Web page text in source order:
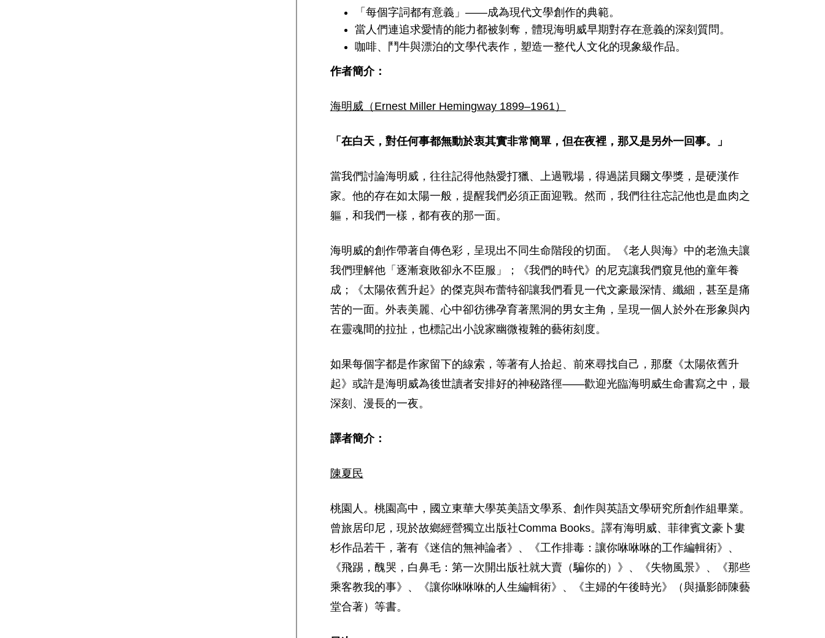
「每個字詞都有意義」——成為現代文學創作的典範。
當人們連追求愛情的能力都被剝奪，體現海明威早期對存在意義的深刻質問。
咖啡、鬥牛與漂泊的文學代表作，塑造一整代人文化的現象級作品。
作者簡介：
海明威（Ernest Miller Hemingway 1899–1961）
「在白天，對任何事都無動於衷其實非常簡單，但在夜裡，那又是另外一回事。」
當我們討論海明威，往往記得他熱愛打獵、上過戰場，得過諾貝爾文學獎，是硬漢作
家。他的存在如太陽一般，提醒我們必須正面迎戰。然而，我們往往忘記他也是血肉之
軀，和我們一樣，都有夜的那一面。
海明威的創作帶著自傳色彩，呈現出不同生命階段的切面。《老人與海》中的老漁夫讓
我們理解他「逐漸衰敗卻永不臣服」；《我們的時代》的尼克讓我們窺見他的童年養
成；《太陽依舊升起》的傑克與布蕾特卻讓我們看見一代文豪最深情、纖細，甚至是痛
苦的一面。外表美麗、心中卻彷彿孕育著黑洞的男女主角，呈現一個人於外在形象與內
在靈魂間的拉扯，也標記出小說家幽微複雜的藝術刻度。
如果每個字都是作家留下的線索，等著有人拾起、前來尋找自己，那麼《太陽依舊升
起》或許是海明威為後世讀者安排好的神秘路徑——歡迎光臨海明威生命書寫之中，最
深刻、漫長的一夜。
譯者簡介：
陳夏民
桃園人。桃園高中，國立東華大學英美語文學系、創作與英語文學研究所創作組畢業。
曾旅居印尼，現於故鄉經營獨立出版社Comma Books。譯有海明威、菲律賓文豪卜婁
杉作品若干，著有《迷信的無神論者》、《工作排毒：讓你咻咻咻的工作編輯術》、
《飛踢，醜哭，白鼻毛：第一次開出版社就大賣（騙你的）》、《失物風景》、《那些
乘客教我的事》、《讓你咻咻咻的人生編輯術》、《主婦的午後時光》（與攝影師陳藝
堂合著）等書。